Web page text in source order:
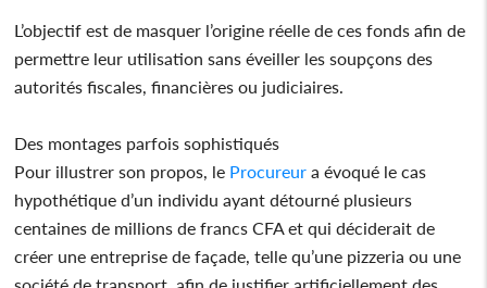
L’objectif est de masquer l’origine réelle de ces fonds afin de
permettre leur utilisation sans éveiller les soupçons des
autorités fiscales, financières ou judiciaires.
Des montages parfois sophistiqués
Pour illustrer son propos, le Procureur a évoqué le cas
hypothétique d’un individu ayant détourné plusieurs
centaines de millions de francs CFA et qui déciderait de
créer une entreprise de façade, telle qu’une pizzeria ou une